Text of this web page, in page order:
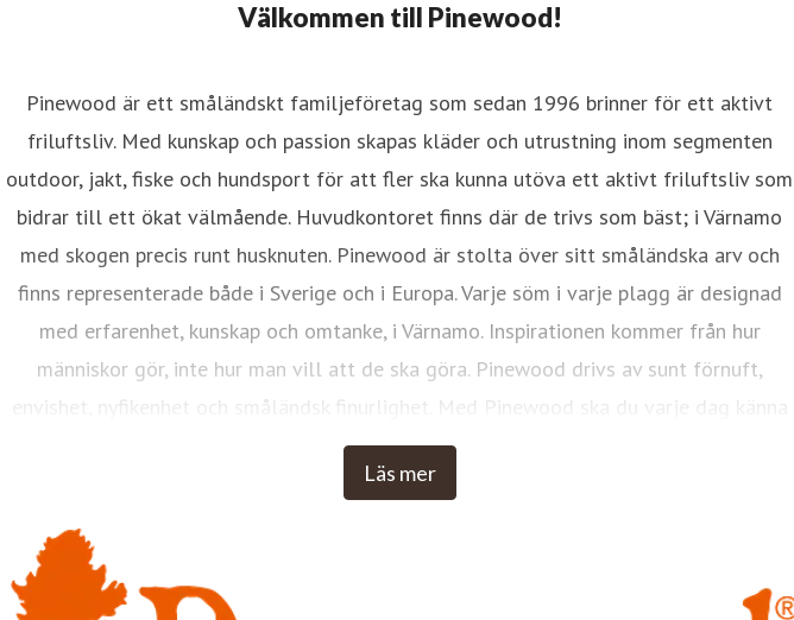
Välkommen till Pinewood!
Läs mer
Pinewood är ett småländskt familjeföretag som sedan 1996 brinner för ett aktivt
friluftsliv. Med kunskap och passion skapas kläder och utrustning inom segmenten
outdoor, jakt, fiske och hundsport för att fler ska kunna utöva ett aktivt friluftsliv som
bidrar till ett ökat välmående. Huvudkontoret finns där de trivs som bäst; i Värnamo
med skogen precis runt husknuten. Pinewood är stolta över sitt småländska arv och
finns representerade både i Sverige och i Europa. Varje söm i varje plagg är designad
med erfarenhet, kunskap och omtanke, i Värnamo. Inspirationen kommer från hur
människor gör, inte hur man vill att de ska göra. Pinewood drivs av sunt förnuft,
envishet, nyfikenhet och småländsk finurlighet. Med Pinewood ska du varje dag känna
dig trygg, fri, bekväm och inspirerad i naturen - oavsett årstid och väder.